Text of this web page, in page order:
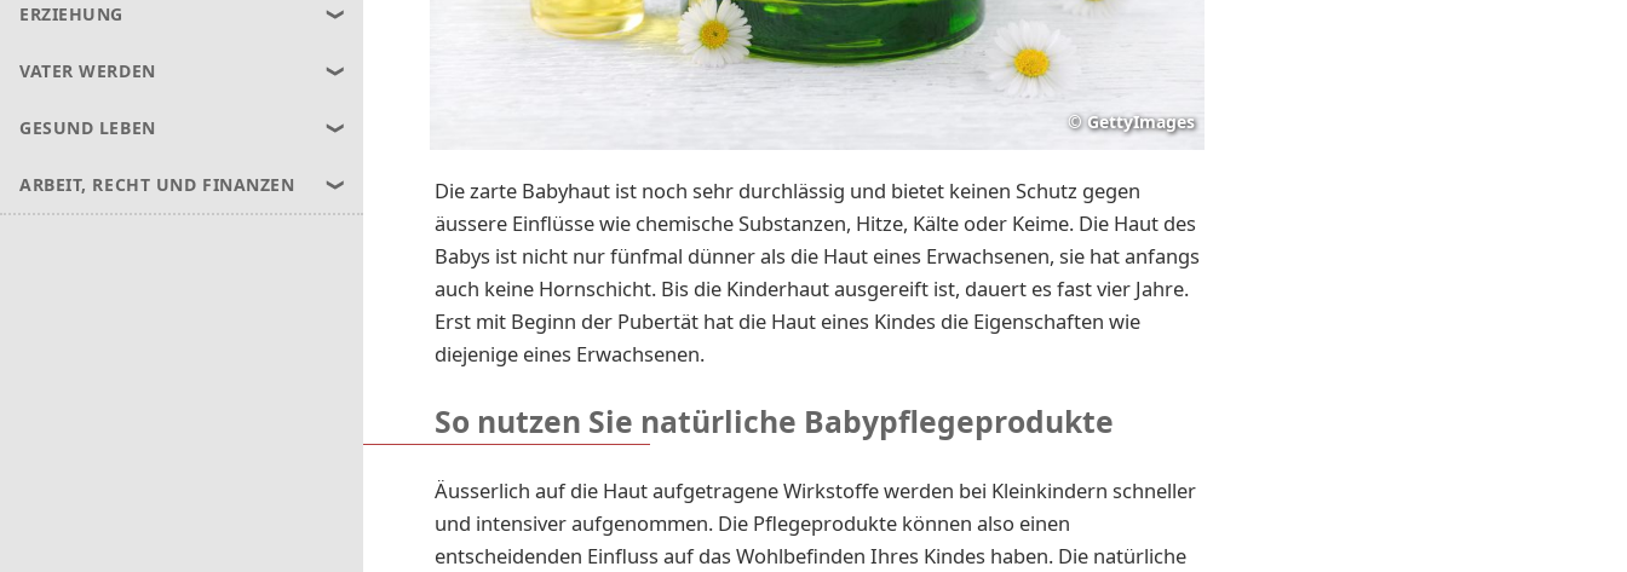
ERZIEHUNG
VATER WERDEN
GESUND LEBEN
ARBEIT, RECHT UND FINANZEN
© GettyImages
Die zarte Babyhaut ist noch sehr durchlässig und bietet keinen Schutz gegen
äussere Einflüsse wie chemische Substanzen, Hitze, Kälte oder Keime. Die Haut des
Babys ist nicht nur fünfmal dünner als die Haut eines Erwachsenen, sie hat anfangs
auch keine Hornschicht. Bis die Kinderhaut ausgereift ist, dauert es fast vier Jahre.
Erst mit Beginn der Pubertät hat die Haut eines Kindes die Eigenschaften wie
diejenige eines Erwachsenen.
So nutzen Sie natürliche Babypflegeprodukte
Äusserlich auf die Haut aufgetragene Wirkstoffe werden bei Kleinkindern schneller
und intensiver aufgenommen. Die Pflegeprodukte können also einen
entscheidenden Einfluss auf das Wohlbefinden Ihres Kindes haben. Die natürliche